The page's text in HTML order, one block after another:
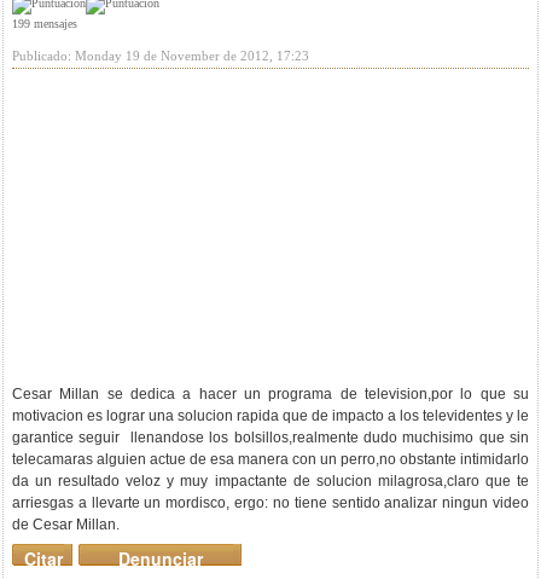
199 mensajes
Publicado: Monday 19 de November de 2012, 17:23
Cesar Millan se dedica a hacer un programa de television,por lo que su
motivacion es lograr una solucion rapida que de impacto a los televidentes y le
garantice seguir llenandose los bolsillos,realmente dudo muchisimo que sin
telecamaras alguien actue de esa manera con un perro,no obstante intimidarlo
da un resultado veloz y muy impactante de solucion milagrosa,claro que te
arriesgas a llevarte un mordisco, ergo: no tiene sentido analizar ningun video
de Cesar Millan.
Denunciar
Citar